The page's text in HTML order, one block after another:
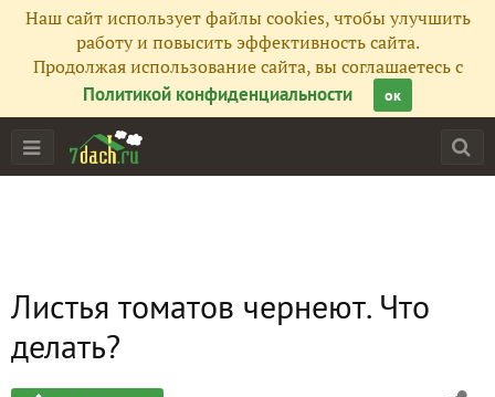
Наш сайт использует файлы cookies, чтобы улучшить
работу и повысить эффективность сайта.
Продолжая использование сайта, вы соглашаетесь с
Политикой конфиденциальности
ок
Листья томатов чернеют. Что
делать?